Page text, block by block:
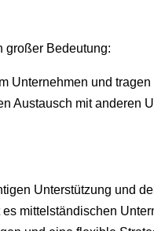
großer Bedeutung:
Unternehmen und
Austausch mit anderen
Unterstützung und
mittelständischen